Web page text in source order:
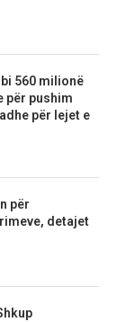
560 milionë
për pushim
për lejet e
për
detajet